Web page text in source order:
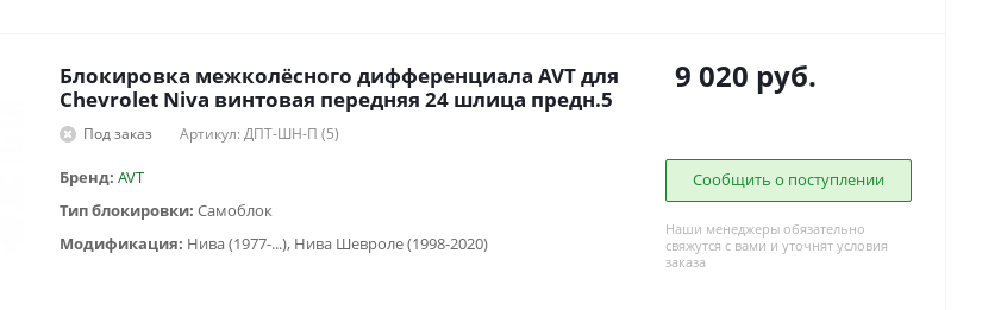
Блокировка межколёcного дифференциала AVT для
Chevrolet Niva винтовая передняя 24 шлица предн.5
Под заказ Артикул: ДПТ-ШН-П (5)
Бренд: AVT
Тип блокировки: Самоблок
Модификация: Нива (1977-...), Нива Шевроле (1998-2020)
9 020 руб.
Сообщить о поступлении
Наши менеджеры обязательно
свяжутся с вами и уточнят условия
заказа